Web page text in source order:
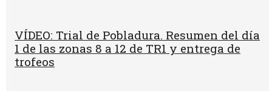
VÍDEO: Trial de Pobladura. Resumen del día
1 de las zonas 8 a 12 de TR1 y entrega de
trofeos